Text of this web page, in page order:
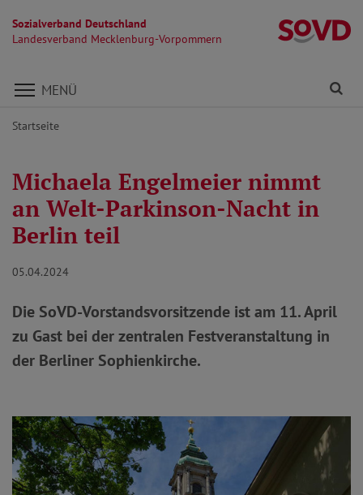
Sozialverband Deutschland
Landesverband Mecklenburg-Vorpommern
Direkt zu den Inhalten springen
MENÜ
Startseite
Michaela Engelmeier nimmt
an Welt-Parkinson-Nacht in
Berlin teil
05.04.2024
Die SoVD-Vorstandsvorsitzende ist am 11. April
zu Gast bei der zentralen Festveranstaltung in
der Berliner Sophienkirche.